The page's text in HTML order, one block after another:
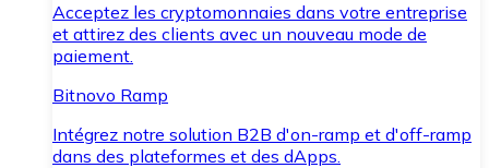
Acceptez les cryptomonnaies dans votre entreprise
et attirez des clients avec un nouveau mode de
paiement.
Bitnovo Ramp
Intégrez notre solution B2B d'on-ramp et d'off-ramp
dans des plateformes et des dApps.